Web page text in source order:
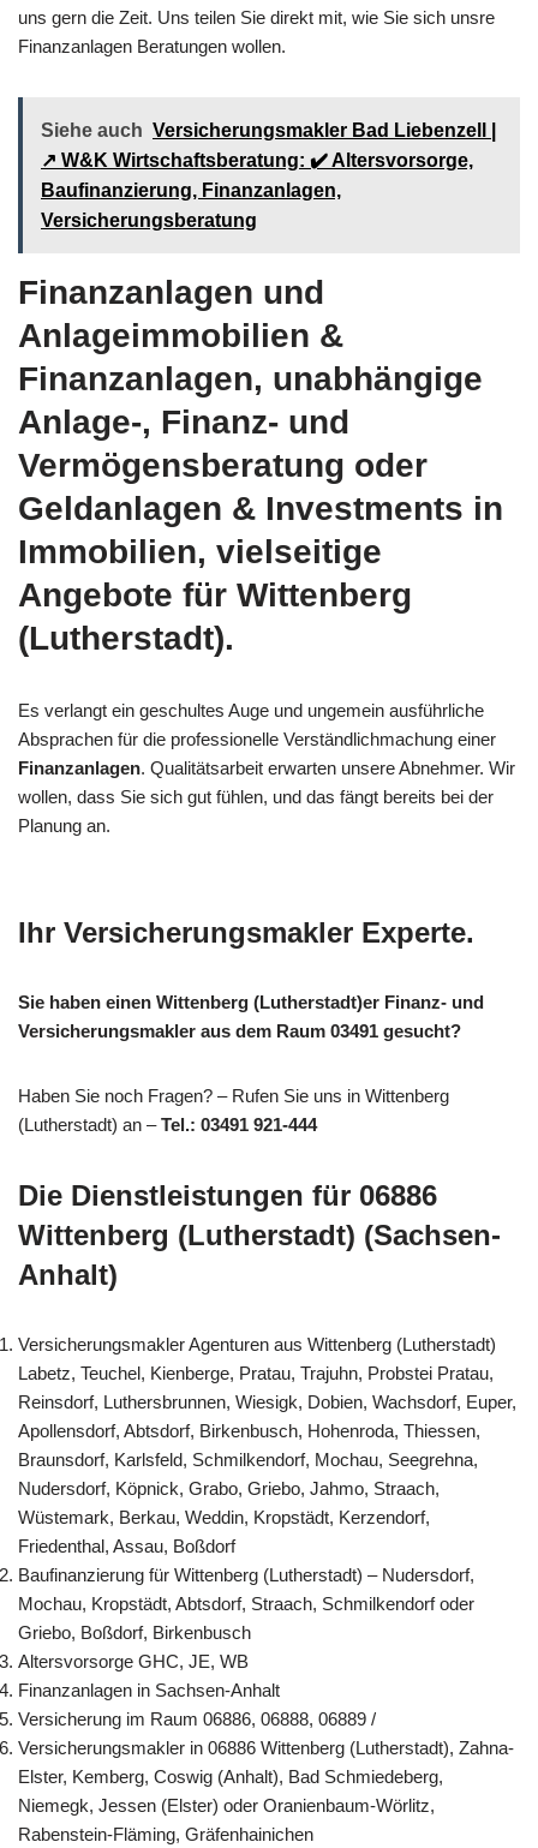
uns gern die Zeit. Uns teilen Sie direkt mit, wie Sie sich unsre
Finanzanlagen Beratungen wollen.
Siehe auch Versicherungsmakler Bad Liebenzell |
↗️ W&K Wirtschaftsberatung: ✔️ Altersvorsorge,
Baufinanzierung, Finanzanlagen,
Versicherungsberatung
Finanzanlagen und
Anlageimmobilien &
Finanzanlagen, unabhängige
Anlage-, Finanz- und
Vermögensberatung oder
Geldanlagen & Investments in
Immobilien, vielseitige
Angebote für Wittenberg
(Lutherstadt).
Es verlangt ein geschultes Auge und ungemein ausführliche
Absprachen für die professionelle Verständlichmachung einer
Finanzanlagen. Qualitätsarbeit erwarten unsere Abnehmer. Wir
wollen, dass Sie sich gut fühlen, und das fängt bereits bei der
Planung an.
Ihr Versicherungsmakler Experte.
Sie haben einen Wittenberg (Lutherstadt)er Finanz- und
Versicherungsmakler aus dem Raum 03491 gesucht?
Haben Sie noch Fragen? – Rufen Sie uns in Wittenberg
(Lutherstadt) an –Tel.: 03491 921-444
Die Dienstleistungen für 06886
Wittenberg (Lutherstadt) (Sachsen-
Anhalt)
Versicherungsmakler Agenturen aus Wittenberg (Lutherstadt)
Labetz, Teuchel, Kienberge, Pratau, Trajuhn, Probstei Pratau,
Reinsdorf, Luthersbrunnen, Wiesigk, Dobien, Wachsdorf, Euper,
Apollensdorf, Abtsdorf, Birkenbusch, Hohenroda, Thiessen,
Braunsdorf, Karlsfeld, Schmilkendorf, Mochau, Seegrehna,
Nudersdorf, Köpnick, Grabo, Griebo, Jahmo, Straach,
Wüstemark, Berkau, Weddin, Kropstädt, Kerzendorf,
Friedenthal, Assau, Boßdorf
Baufinanzierung für Wittenberg (Lutherstadt) – Nudersdorf,
Mochau, Kropstädt, Abtsdorf, Straach, Schmilkendorf oder
Griebo, Boßdorf, Birkenbusch
Altersvorsorge GHC, JE, WB
Finanzanlagen in Sachsen-Anhalt
Versicherung im Raum 06886, 06888, 06889 /
Versicherungsmakler in 06886 Wittenberg (Lutherstadt), Zahna-
Elster, Kemberg, Coswig (Anhalt), Bad Schmiedeberg,
Niemegk, Jessen (Elster) oder Oranienbaum-Wörlitz,
Rabenstein-Fläming, Gräfenhainichen